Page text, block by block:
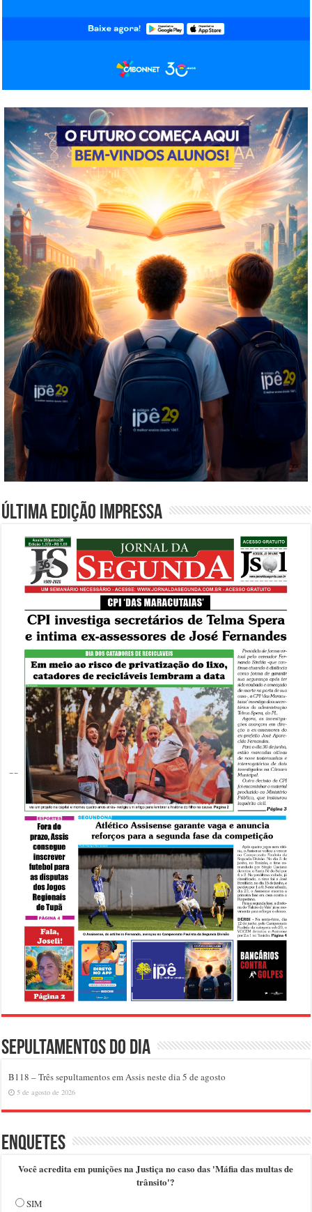
Última edição impressa
Sepultamentos do dia
B118 – Três sepultamentos em Assis neste dia 5 de agosto
5 de agosto de 2026
Enquetes
Você acredita em punições na Justiça no caso das 'Máfia das multas de
trânsito'?
SIM